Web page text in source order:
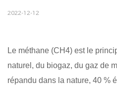
2022-12-12
Le méthane (CH4) est le
naturel, du biogaz, du gaz de
répandu dans la nature, 40 %